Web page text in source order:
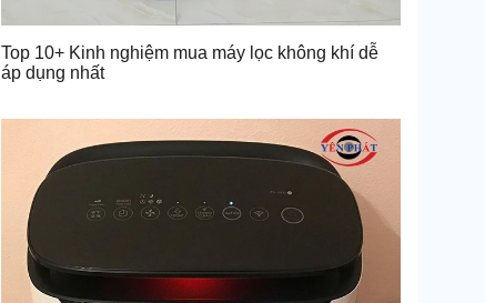
Top 10+ Kinh nghiệm mua máy lọc không khí dễ
áp dụng nhất